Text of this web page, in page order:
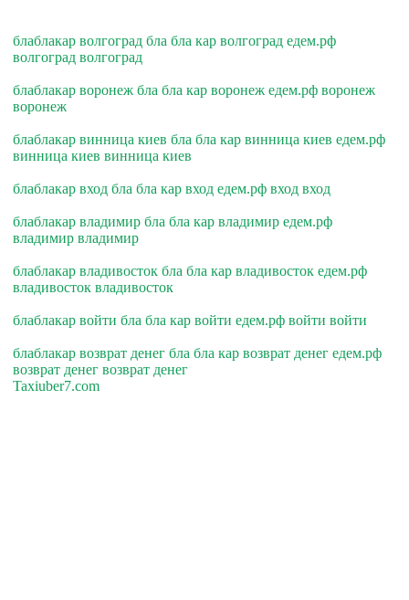
блаблакар волгоград бла бла кар волгоград едем.рф
волгоград волгоград
блаблакар воронеж бла бла кар воронеж едем.рф воронеж
воронеж
блаблакар винница киев бла бла кар винница киев едем.рф
винница киев винница киев
блаблакар вход бла бла кар вход едем.рф вход вход
блаблакар владимир бла бла кар владимир едем.рф
владимир владимир
блаблакар владивосток бла бла кар владивосток едем.рф
владивосток владивосток
блаблакар войти бла бла кар войти едем.рф войти войти
блаблакар возврат денег бла бла кар возврат денег едем.рф
возврат денег возврат денег
Taxiuber7.com